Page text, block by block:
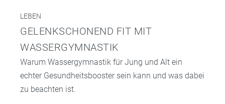
LEBEN
GELENKSCHONEND FIT MIT
WASSERGYMNASTIK
Warum Wassergymnastik für Jung und Alt ein
echter Gesundheitsbooster sein kann und was dabei
zu beachten ist.